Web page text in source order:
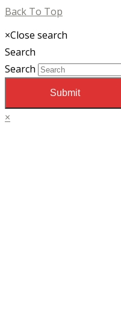
Back To Top
×Close search
Search
Search
Submit
×